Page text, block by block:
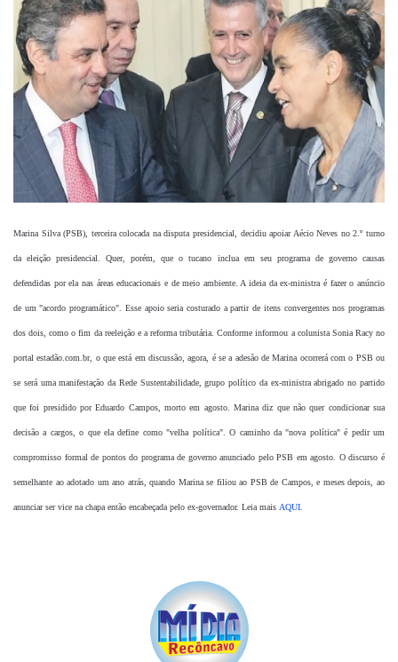
mail
Marina Silva (PSB), terceira colocada na disputa presidencial, decidiu apoiar Aécio Neves no 2.º turno
da eleição presidencial. Quer, porém, que o tucano inclua em seu programa de governo causas
defendidas por ela nas áreas educacionais e de meio ambiente. A ideia da ex-ministra é fazer o anúncio
de um "acordo programático". Esse apoio seria costurado a partir de itens convergentes nos programas
dos dois, como o fim da reeleição e a reforma tributária. Conforme informou a colunista Sonia Racy no
portal estadão.com.br, o que está em discussão, agora, é se a adesão de Marina ocorrerá com o PSB ou
se será uma manifestação da Rede Sustentabilidade, grupo político da ex-ministra abrigado no partido
que foi presidido por Eduardo Campos, morto em agosto. Marina diz que não quer condicionar sua
decisão a cargos, o que ela define como "velha política". O caminho da "nova política" é pedir um
compromisso formal de pontos do programa de governo anunciado pelo PSB em agosto. O discurso é
semelhante ao adotado um ano atrás, quando Marina se filiou ao PSB de Campos, e meses depois, ao
anunciar ser vice na chapa então encabeçada pelo ex-governador. Leia mais AQUI.